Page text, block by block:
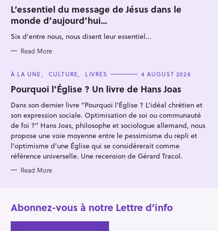
T
E
G
O
R
I
S
L’essentiel du message de Jésus dans le
monde d’aujourd’hui…
Six d'entre nous, nous disent leur essentiel...
Read More
C
T
E
O
I
E
S
À LA UNE CULTURE LIVRES 4 AUGUST 2026
Pourquoi l’Église ? Un livre de Hans Joas
Dans son dernier livre "Pourquoi l'Église ? L’idéal chrétien et
son expression sociale. Optimisation de soi ou communauté
de foi ?" Hans Joas, philosophe et sociologue allemand, nous
propose une voie moyenne entre le pessimisme du repli et
l’optimisme d’une Église qui se considérerait comme
référence universelle. Une recension de Gérard Tracol.
Read More
Abonnez-vous à notre Lettre d’info